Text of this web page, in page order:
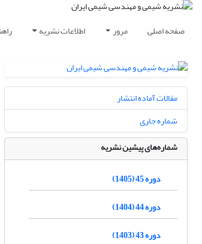
صفحه اصلی مرور اطلاعات نشریه
مقالات آماده انتشار
شماره جاری
شماره‌های پیشین نشریه
دوره 45 (1405)
دوره 44 (1404)
دوره 43 (1403)